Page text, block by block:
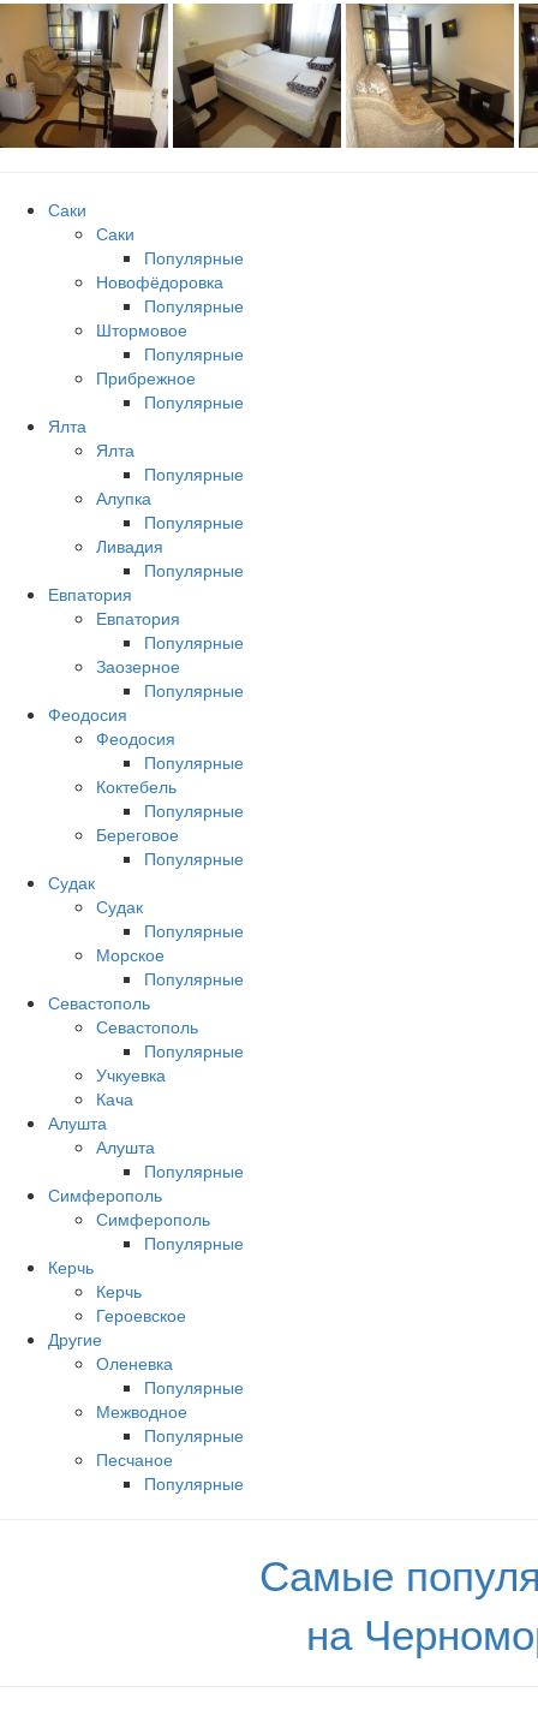
Саки
Саки
Популярные
Новофёдоровка
Популярные
Штормовое
Популярные
Прибрежное
Популярные
Ялта
Ялта
Популярные
Алупка
Популярные
Ливадия
Популярные
Евпатория
Евпатория
Популярные
Заозерное
Популярные
Феодосия
Феодосия
Популярные
Коктебель
Популярные
Береговое
Популярные
Судак
Судак
Популярные
Морское
Популярные
Севастополь
Севастополь
Популярные
Учкуевка
Кача
Алушта
Алушта
Популярные
Симферополь
Симферополь
Популярные
Керчь
Керчь
Героевское
Другие
Оленевка
Популярные
Межводное
Популярные
Песчаное
Популярные
Самые
на